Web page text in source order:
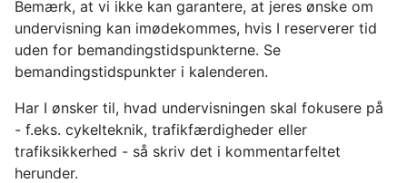
Bemærk, at vi ikke kan garantere, at jeres ønske om
undervisning kan imødekommes, hvis I reserverer tid
uden for bemandingstidspunkterne. Se
bemandingstidspunkter i kalenderen.
Har I ønsker til, hvad undervisningen skal fokusere på
- f.eks. cykelteknik, trafikfærdigheder eller
trafiksikkerhed - så skriv det i kommentarfeltet
herunder.